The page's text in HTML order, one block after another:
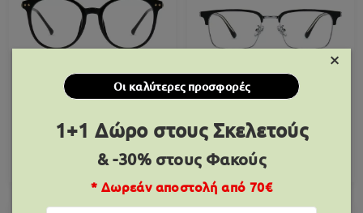
14,99 €25,99 €
ΔΟΚΙΜΑΣΤΕ
10,99 €25,99 €
ΔΟΚΙΜΑΣΤΕ
×
Οι καλύτερες προσφορές
1+1 Δώρο στους Σκελετούς
& -30% στους Φακούς
* Δωρεάν αποστολή από 70€